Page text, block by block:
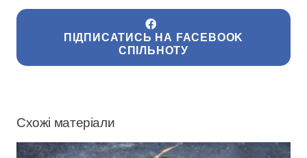
ПІДПИСАТИСЬ НА FACEBOOK
СПІЛЬНОТУ
Схожі матеріали